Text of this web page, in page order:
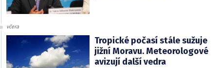
včera
Tropické počasí stále sužuje
jižní Moravu. Meteorologové
avizují další vedra